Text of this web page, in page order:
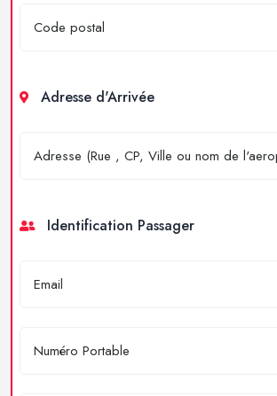
Adresse d'Arrivée
Identification Passager